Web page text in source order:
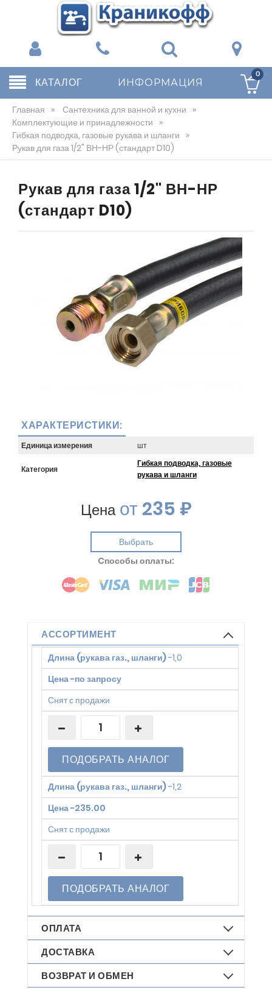
КАТАЛОГ ИНФОРМАЦИЯ
0
Главная » Сантехника для ванной и кухни »
Комплектующие и принадлежности »
Гибкая подводка, газовые рукава и шланги »
Рукав для газа 1/2" ВН-НР (стандарт D10)
Рукав для газа 1/2" ВН-НР
(стандарт D10)
ХАРАКТЕРИСТИКИ:
Единица измерения шт
Категория
Гибкая подводка, газовые
рукава и шланги
Ценаот235 ₽
Выбрать
Cпособы оплаты:
АССОРТИМЕНТ
Длина (рукава газ., шланги)-1,0
Цена-по запросу
Снят с продажи
ПОДОБРАТЬ АНАЛОГ
Длина (рукава газ., шланги)-1,2
Цена-235.00
Снят с продажи
ПОДОБРАТЬ АНАЛОГ
ОПЛАТА
ДОСТАВКА
ВОЗВРАТ И ОБМЕН